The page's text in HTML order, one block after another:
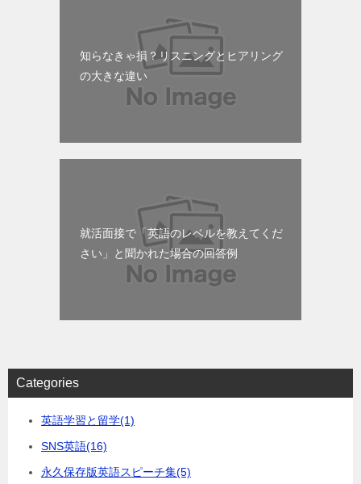
知らなきゃ損？リスニングとヒアリング
の大きな違い
就活面接で「英語のレベルを教えてくだ
さい」と聞かれた場合の回答例
Categories
英語学習と留学(1)
SNS英語(16)
永久保存版英語スピーチ集(5)